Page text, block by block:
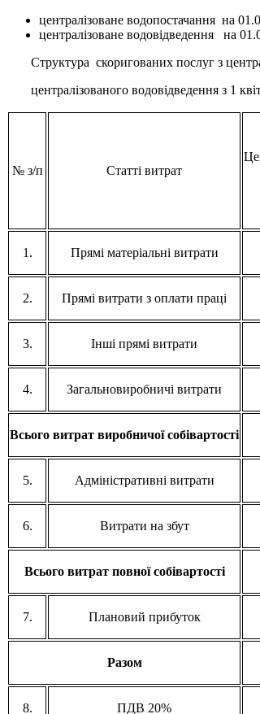
централізоване водопостачання на
централізоване водовідведення на
Структура скоригованих послуг з
централізованого водовідведення з 1
№ з/п Статті витрат
1. Прямі матеріальні витрати
2. Прямі витрати з оплати праці
3. Інші прямі витрати
4. Загальновиробничі витрати
Всього витрат виробничої собівартості
5. Адміністративні витрати
6. Витрати на збут
Всього витрат повної собівартості
7. Плановий прибуток
Разом
8. ПДВ 20%